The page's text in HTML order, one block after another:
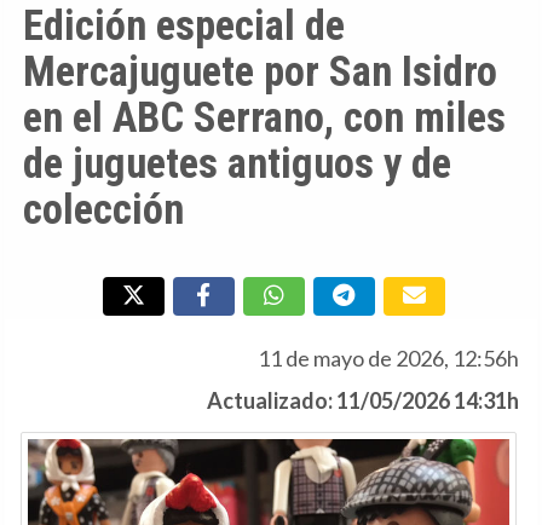
Edición especial de
Mercajuguete por San Isidro
en el ABC Serrano, con miles
de juguetes antiguos y de
colección
11 de mayo de 2026, 12:56h
Actualizado: 11/05/2026 14:31h